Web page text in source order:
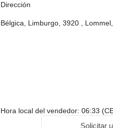
Dirección
Bélgica, Limburgo, 3920 ,
Hora local del vendedor: 06:33
Solicitar